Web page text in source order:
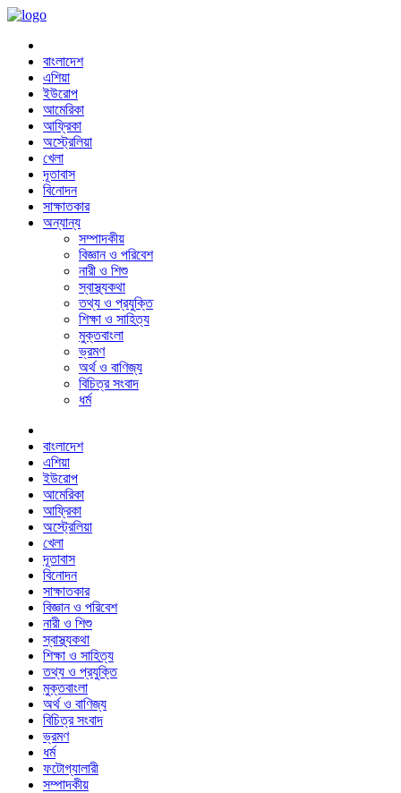
বাংলাদেশ
এশিয়া
ইউরোপ
আমেরিকা
আফ্রিকা
অস্ট্রেলিয়া
খেলা
দূতাবাস
বিনোদন
সাক্ষাতকার
অন্যান্য
সম্পাদকীয়
বিজ্ঞান ও পরিবেশ
নারী ও শিশু
স্বাস্থ্যকথা
তথ্য ও প্রযুক্তি
শিক্ষা ও সাহিত্য
মুক্তবাংলা
ভ্রমণ
অর্থ ও বাণিজ্য
বিচিত্র সংবাদ
ধর্ম
বাংলাদেশ
এশিয়া
ইউরোপ
আমেরিকা
আফ্রিকা
অস্ট্রেলিয়া
খেলা
দূতাবাস
বিনোদন
সাক্ষাতকার
বিজ্ঞান ও পরিবেশ
নারী ও শিশু
স্বাস্থ্যকথা
শিক্ষা ও সাহিত্য
তথ্য ও প্রযুক্তি
মুক্তবাংলা
অর্থ ও বাণিজ্য
বিচিত্র সংবাদ
ভ্রমণ
ধর্ম
ফটোগ্যালারী
সম্পাদকীয়